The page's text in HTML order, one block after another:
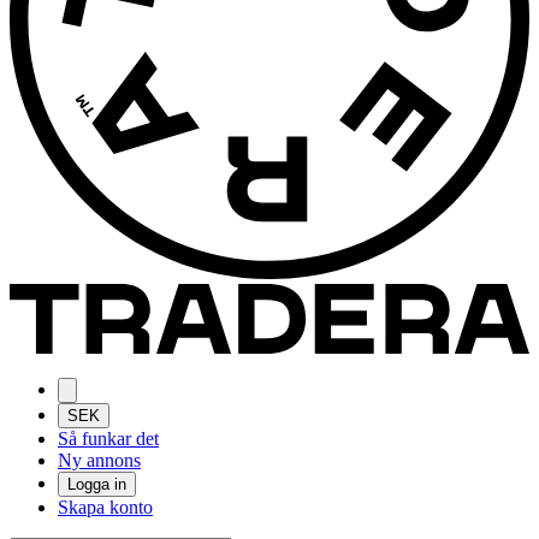
SEK
Så funkar det
Ny annons
Logga in
Skapa konto